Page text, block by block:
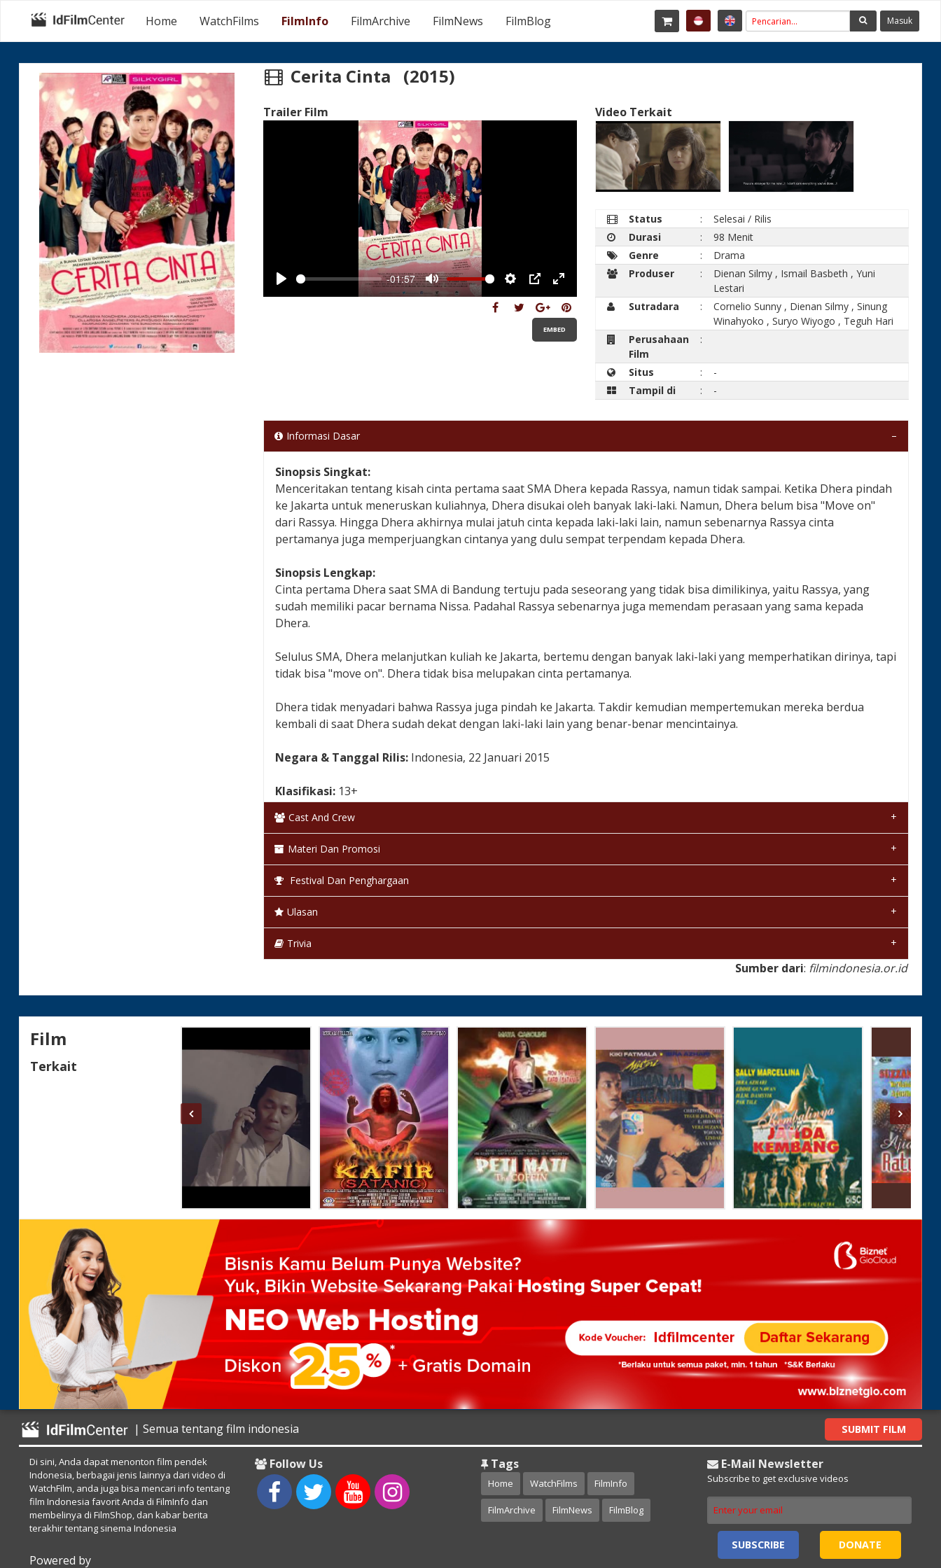
Home WatchFilms FilmInfo FilmArchive FilmNews FilmBlog Masuk
Cerita Cinta (2015)
Trailer Film
Play
-01:57
Mute Settings
PIP Enter
fullscreen
EMBED
Video Terkait
Status :
Selesai / Rilis
Durasi
:
98 Menit
Genre
:
Drama
Produser
: Dienan Silmy , Ismail Basbeth ,Yuni
Lestari
Sutradara
: Cornelio Sunny , Dienan Silmy ,Sinung
Winahyoko ,Suryo Wiyogo , Teguh Hari
Perusahaan
Film
:
Situs :
-
Tampil di
: -
Informasi Dasar
Sinopsis Singkat:
Menceritakan tentang kisah cinta pertama saat SMA Dhera kepada Rassya, namun tidak sampai. Ketika Dhera pindah
ke Jakarta untuk meneruskan kuliahnya, Dhera disukai oleh banyak laki-laki. Namun, Dhera belum bisa "Move on"
dari Rassya. Hingga Dhera akhirnya mulai jatuh cinta kepada laki-laki lain, namun sebenarnya Rassya cinta
pertamanya juga memperjuangkan cintanya yang dulu sempat terpendam kepada Dhera.
Sinopsis Lengkap:
Cinta pertama Dhera saat SMA di Bandung tertuju pada seseorang yang tidak bisa dimilikinya, yaitu Rassya, yang
sudah memiliki pacar bernama Nissa. Padahal Rassya sebenarnya juga memendam perasaan yang sama kepada
Dhera.
Selulus SMA, Dhera melanjutkan kuliah ke Jakarta, bertemu dengan banyak laki-laki yang memperhatikan dirinya, tapi
tidak bisa "move on". Dhera tidak bisa melupakan cinta pertamanya.
Dhera tidak menyadari bahwa Rassya juga pindah ke Jakarta. Takdir kemudian mempertemukan mereka berdua
kembali di saat Dhera sudah dekat dengan laki-laki lain yang benar-benar mencintainya.
Negara & Tanggal Rilis: Indonesia, 22 Januari 2015
Klasifikasi: 13+
Bahasa:Bahasa Indonesia
Warna:
Selesai / Rilis
Cast And Crew
Materi Dan Promosi
Festival Dan Penghargaan
Ulasan
Trivia
Sumber dari: filmindonesia.or.id
Film
Terkait
| Semua tentang film indonesia SUBMIT FILM
Di sini, Anda dapat menonton film pendek
Indonesia, berbagai jenis lainnya dari video di
WatchFilm, anda juga bisa mencari info tentang
film Indonesia favorit Anda di FilmInfo dan
membelinya di FilmShop, dan kabar berita
terakhir tentang sinema Indonesia
Powered by
Follow Us Tags
Home WatchFilms FilmInfo
FilmArchive FilmNews FilmBlog
E-Mail Newsletter
Subscribe to get exclusive videos
SUBSCRIBE DONATE